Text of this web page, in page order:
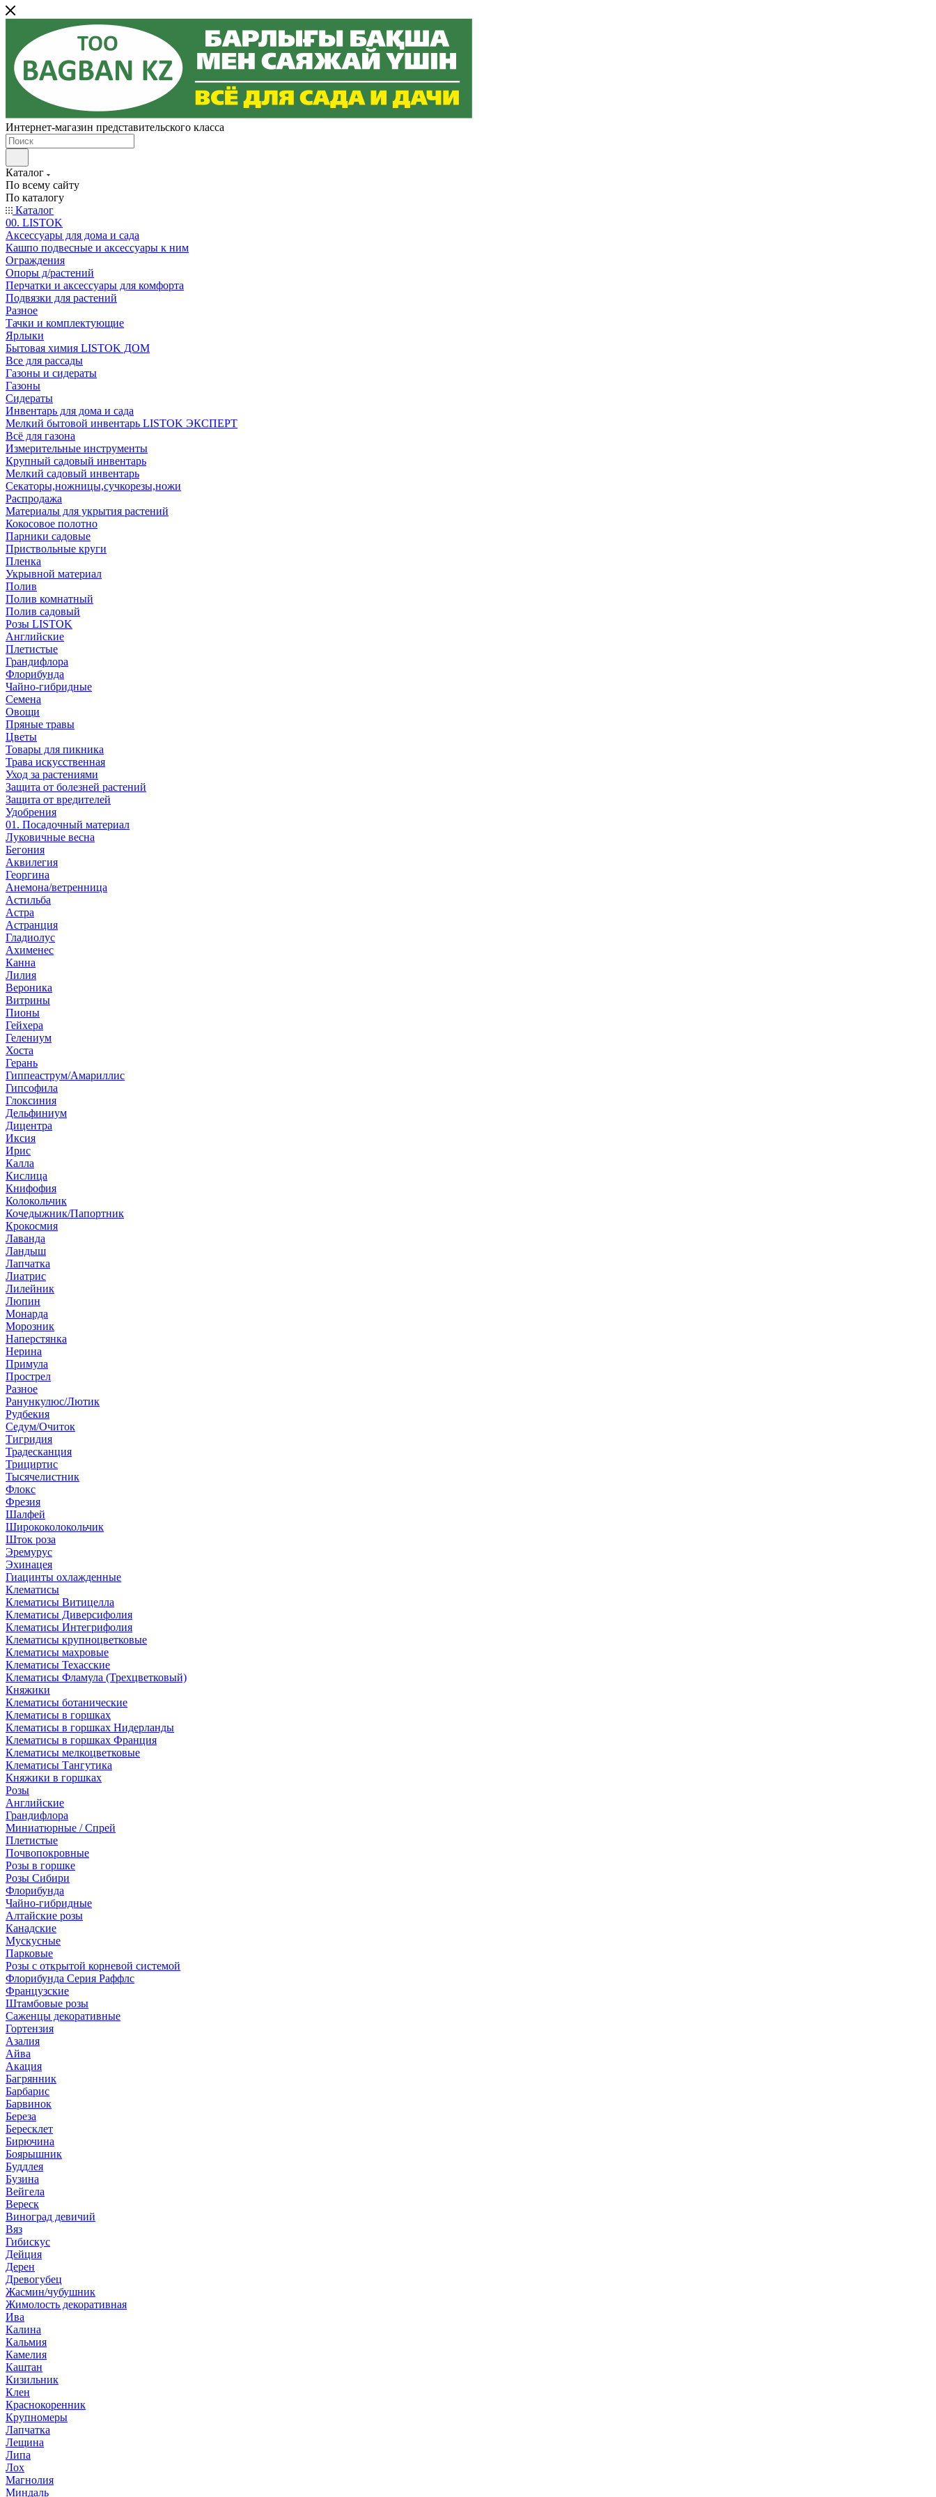
Интернет-магазин представительского класса
Каталог
По всему сайту
По каталогу
Каталог
00. LISTOK
Аксессуары для дома и сада
Кашпо подвесные и аксессуары к ним
Ограждения
Опоры д/растений
Перчатки и аксессуары для комфорта
Подвязки для растений
Разное
Тачки и комплектующие
Ярлыки
Бытовая химия LISTOK ДОМ
Все для рассады
Газоны и сидераты
Газоны
Сидераты
Инвентарь для дома и сада
Мелкий бытовой инвентарь LISTOK ЭКСПЕРТ
Всё для газона
Измерительные инструменты
Крупный садовый инвентарь
Мелкий садовый инвентарь
Секаторы,ножницы,сучкорезы,ножи
Распродажа
Материалы для укрытия растений
Кокосовое полотно
Парники садовые
Приствольные круги
Пленка
Укрывной материал
Полив
Полив комнатный
Полив садовый
Розы LISTOK
Английские
Плетистые
Грандифлора
Флорибунда
Чайно-гибридные
Семена
Овощи
Пряные травы
Цветы
Товары для пикника
Трава искусственная
Уход за растениями
Защита от болезней растений
Защита от вредителей
Удобрения
01. Посадочный материал
Луковичные весна
Бегония
Аквилегия
Георгина
Анемона/ветренница
Астильба
Астра
Астранция
Гладиолус
Ахименес
Канна
Лилия
Вероника
Витрины
Пионы
Гейхера
Гелениум
Хоста
Герань
Гиппеаструм/Амариллис
Гипсофила
Глоксиния
Дельфиниум
Дицентра
Иксия
Ирис
Калла
Кислица
Книфофия
Колокольчик
Кочедыжник/Папортник
Крокосмия
Лаванда
Ландыш
Лапчатка
Лиатрис
Лилейник
Люпин
Монарда
Морозник
Наперстянка
Нерина
Примула
Прострел
Разное
Ранункулюс/Лютик
Рудбекия
Седум/Очиток
Тигридия
Традесканция
Трициртис
Тысячелистник
Флокс
Фрезия
Шалфей
Ширококолокольчик
Шток роза
Эремурус
Эхинацея
Гиацинты охлажденные
Клематисы
Клематисы Витицелла
Клематисы Диверсифолия
Клематисы Интегрифолия
Клематисы крупноцветковые
Клематисы махровые
Клематисы Техасские
Клематисы Фламула (Трехцветковый)
Княжики
Клематисы ботанические
Клематисы в горшках
Клематисы в горшках Нидерланды
Клематисы в горшках Франция
Клематисы мелкоцветковые
Клематисы Тангутика
Княжики в горшках
Розы
Английские
Грандифлора
Миниатюрные / Спрей
Плетистые
Почвопокровные
Розы в горшке
Розы Сибири
Флорибунда
Чайно-гибридные
Алтайские розы
Канадские
Мускусные
Парковые
Розы с открытой корневой системой
Флорибунда Серия Раффлс
Французские
Штамбовые розы
Саженцы декоративные
Гортензия
Азалия
Айва
Акация
Багрянник
Барбарис
Барвинок
Береза
Бересклет
Бирючина
Боярышник
Буддлея
Бузина
Вейгела
Вереск
Виноград девичий
Вяз
Гибискус
Дейция
Дерен
Древогубец
Жасмин/чубушник
Жимолость декоративная
Ива
Калина
Кальмия
Камелия
Каштан
Кизильник
Клен
Краснокоренник
Крупномеры
Лапчатка
Лещина
Липа
Лох
Магнолия
Миндаль